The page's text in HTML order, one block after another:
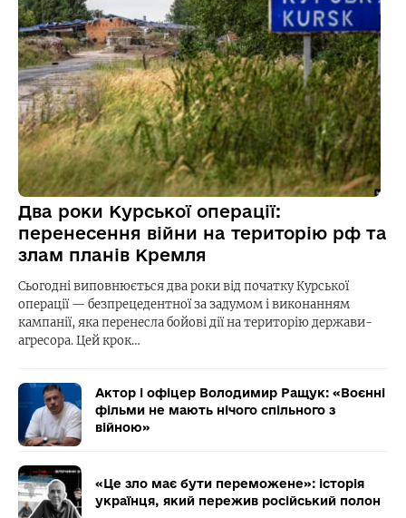
Два роки Курської операції:
перенесення війни на територію рф та
злам планів Кремля
Сьогодні виповнюється два роки від початку Курської
операції — безпрецедентної за задумом і виконанням
кампанії, яка перенесла бойові дії на територію держави-
агресора. Цей крок…
Актор і офіцер Володимир Ращук: «Воєнні
фільми не мають нічого спільного з
війною»
«Це зло має бути переможене»: історія
українця, який пережив російський полон